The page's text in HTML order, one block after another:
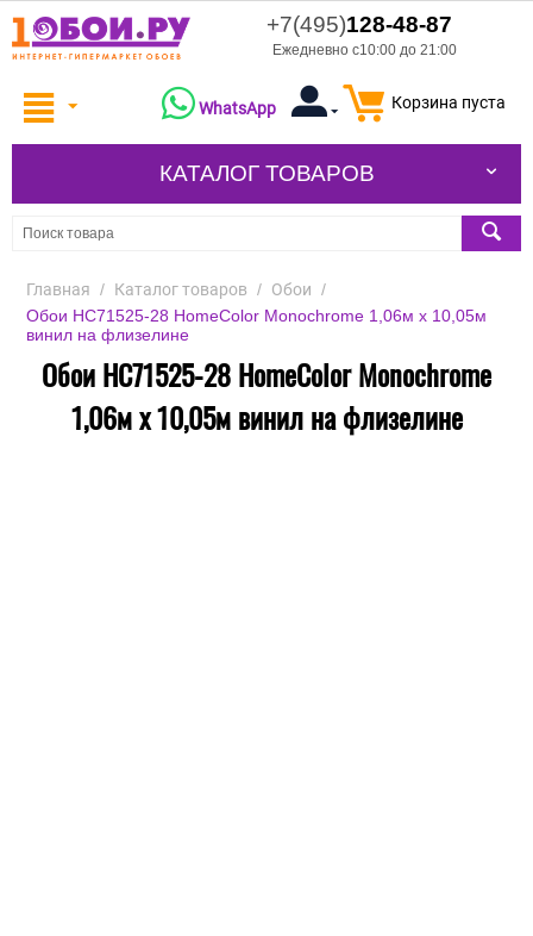
+7(495)128-48-87
Ежедневно с10:00 до 21:00
Корзина пуста
WhatsApp
КАТАЛОГ ТОВАРОВ
Главная / Каталог товаров / Обои /
Обои HC71525-28 HomeColor Monochrome 1,06м х 10,05м
винил на флизелине
Обои HC71525-28 HomeColor Monochrome
1,06м х 10,05м винил на флизелине